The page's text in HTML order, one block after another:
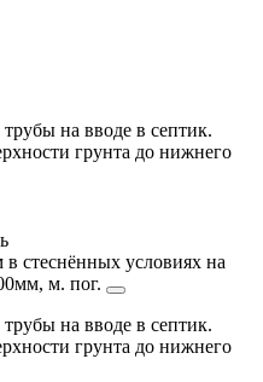
на вводе в септик.
грунта до нижнего
стеснённых условиях на
м. пог.
на вводе в септик.
грунта до нижнего